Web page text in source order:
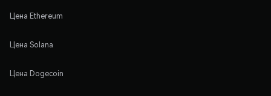
Цена Ethereum
Цена Solana
Цена Dogecoin